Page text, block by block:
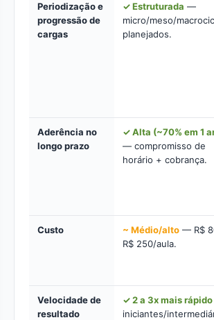
Periodização e
progressão de
cargas
✓ Estruturada —
micro/meso/
planejados.
Aderência no
longo prazo
✓ Alta (~70% em 1
— compromisso de
horário + cobrança.
Custo ~ Médio/alto — R$
R$ 250/aula.
Velocidade de
resultado
✓ 2 a 3x mais rápido
iniciantes/